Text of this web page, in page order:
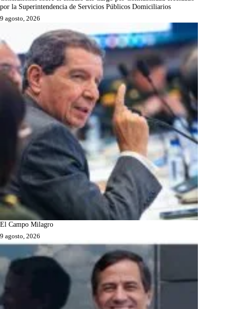
por la Superintendencia de Servicios Públicos Domiciliarios
9 agosto, 2026
El Campo Milagro
9 agosto, 2026